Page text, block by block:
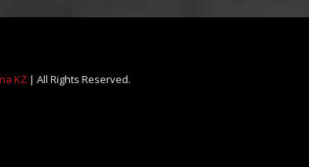
KZ | All Rights Reserved.